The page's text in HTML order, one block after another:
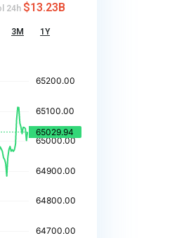
24h $13.23B
3M
1Y